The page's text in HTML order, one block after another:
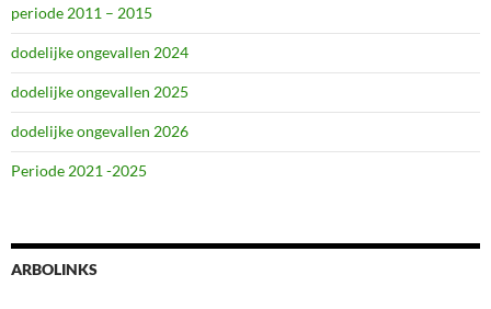
periode 2011 – 2015
dodelijke ongevallen 2024
dodelijke ongevallen 2025
dodelijke ongevallen 2026
Periode 2021 -2025
ARBOLINKS